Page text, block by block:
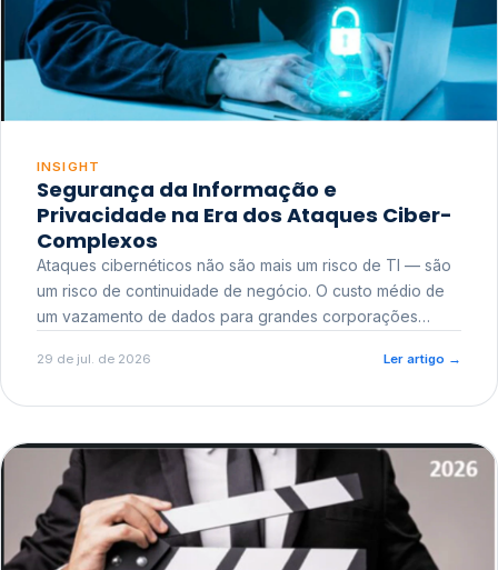
INSIGHT
Segurança da Informação e
Privacidade na Era dos Ataques Ciber-
Complexos
Ataques cibernéticos não são mais um risco de TI — são
um risco de continuidade de negócio. O custo médio de
um vazamento de dados para grandes corporações
reputacional e o risco regulatório junto a órgãos como a
29 de jul. de 2026 Ler artigo →